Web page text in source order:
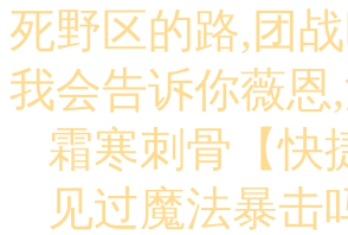
死野区的路,团
我会告诉你薇
霜寒刺骨【快
见过魔法暴击